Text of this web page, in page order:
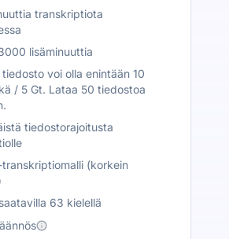
transkriptiota
lisäminuuttia
voi olla enintään 10
/ 5 Gt. Lataa 50 tiedostoa
tiedostorajoitusta
transkriptiomalli (korkein
63 kielellä